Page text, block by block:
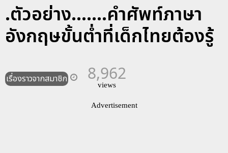
.ตัวอย่าง.......คำศัพท์ภาษา
อังกฤษขั้นต่ำที่เด็กไทยต้องรู้
เรื่องราวจากสมาชิก 8,962
views
Advertisement